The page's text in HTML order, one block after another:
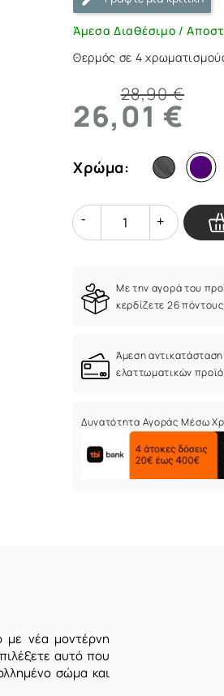
|
ArmyMarket.gr
Άμεσα Διαθέσιμο /
Θερμός σε 4
26,01 €
28,90 €
Χρώμα:
Quantity
Quantity
Με την αγορά του
κερδίζετε 26
Άμεση αντικατάσταση
ελαττωματικών
Δυνατότητα Αγοράς Μέσω
με νέα μοντέρνη
αυτό που
σώμα και